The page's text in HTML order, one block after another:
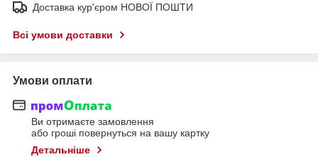
Доставка кур'єром НОВОЇ ПОШТИ
Всі умови доставки
Умови оплати
Ви отримаєте замовлення
або гроші повернуться на вашу картку
Детальніше